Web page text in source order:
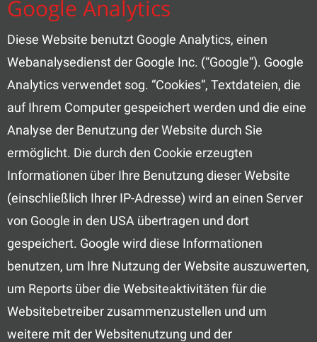
Google Analytics
Diese Website benutzt Google Analytics, einen
Webanalysedienst der Google Inc. (“Google“). Google
Analytics verwendet sog. “Cookies“, Textdateien, die
auf Ihrem Computer gespeichert werden und die eine
Analyse der Benutzung der Website durch Sie
ermöglicht. Die durch den Cookie erzeugten
Informationen über Ihre Benutzung dieser Website
(einschließlich Ihrer IP-Adresse) wird an einen Server
von Google in den USA übertragen und dort
gespeichert. Google wird diese Informationen
benutzen, um Ihre Nutzung der Website auszuwerten,
um Reports über die Websiteaktivitäten für die
Websitebetreiber zusammenzustellen und um
weitere mit der Websitenutzung und der